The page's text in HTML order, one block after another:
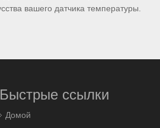
вашего датчика температуры.
Быстрые ссылки
Домой